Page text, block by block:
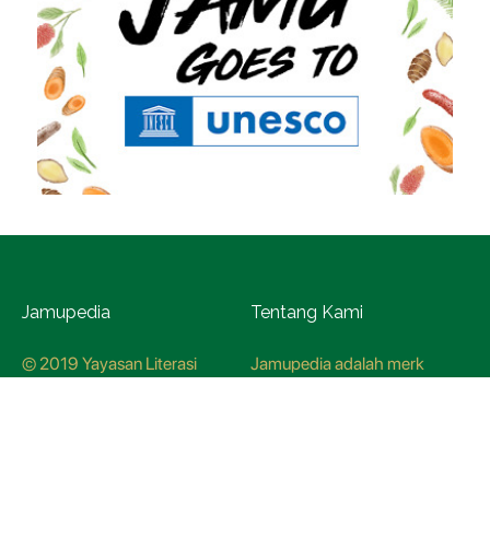
Jamupedia
© 2019 Yayasan Literasi
Tentang Kami
Jamupedia adalah merk